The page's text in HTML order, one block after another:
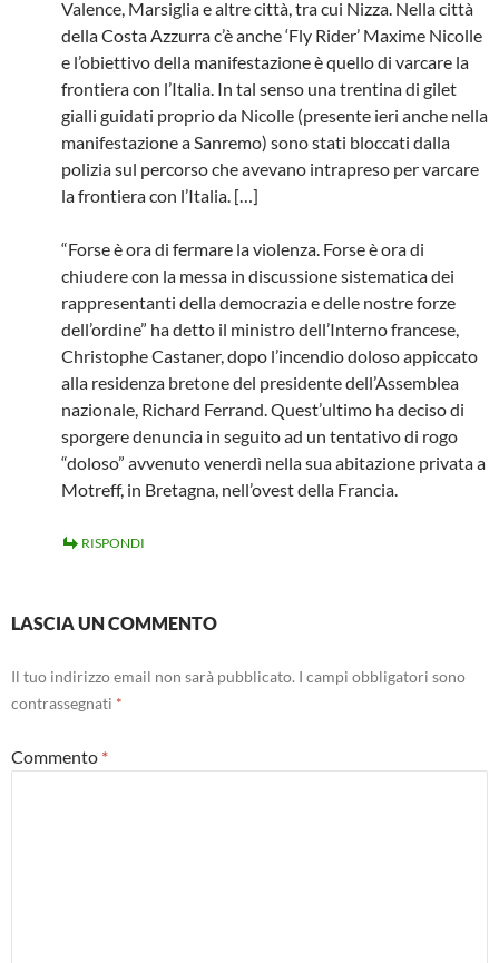
Valence, Marsiglia e altre città, tra cui Nizza. Nella città
della Costa Azzurra c’è anche ‘Fly Rider’ Maxime Nicolle
e l’obiettivo della manifestazione è quello di varcare la
frontiera con l’Italia. In tal senso una trentina di gilet
gialli guidati proprio da Nicolle (presente ieri anche nella
manifestazione a Sanremo) sono stati bloccati dalla
polizia sul percorso che avevano intrapreso per varcare
la frontiera con l’Italia. […]
“Forse è ora di fermare la violenza. Forse è ora di
chiudere con la messa in discussione sistematica dei
rappresentanti della democrazia e delle nostre forze
dell’ordine” ha detto il ministro dell’Interno francese,
Christophe Castaner, dopo l’incendio doloso appiccato
alla residenza bretone del presidente dell’Assemblea
nazionale, Richard Ferrand. Quest’ultimo ha deciso di
sporgere denuncia in seguito ad un tentativo di rogo
“doloso” avvenuto venerdì nella sua abitazione privata a
Motreff, in Bretagna, nell’ovest della Francia.
RISPONDI
LASCIA UN COMMENTO
Il tuo indirizzo email non sarà pubblicato. I campi obbligatori sono
contrassegnati *
Commento *